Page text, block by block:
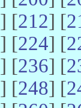
] [212] [
] [224] [
] [236] [
] [248] [